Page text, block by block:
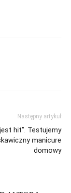
Następny artykuł
hit”. Testujemy
manicure
domowy